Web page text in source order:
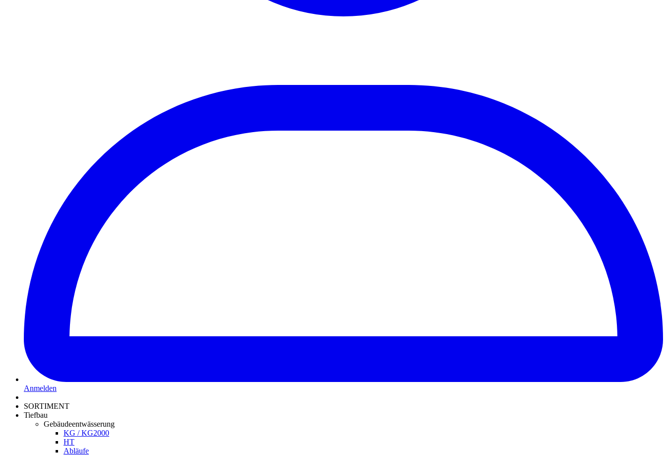
Anmelden
SORTIMENT
Tiefbau
Gebäudeentwässerung
KG / KG2000
HT
Abläufe